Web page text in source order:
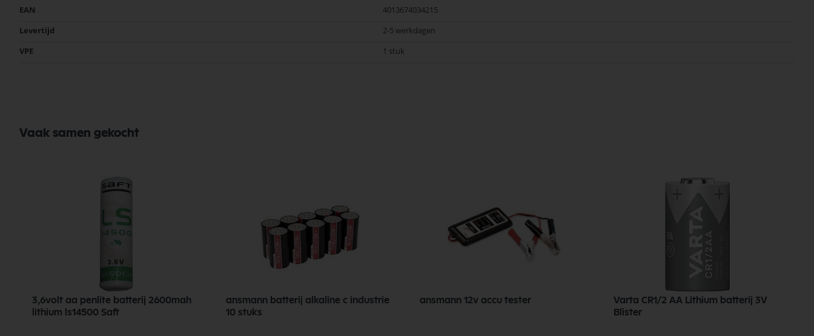
Meer
EAN
4013674034215
Levertijd
2-5 werkdagen
VPE
1 stuk
Vaak samen gekocht
3,6volt aa penlite batterij 2600mah
lithium ls14500 Saft
ansmann batterij alkaline c industrie
10 stuks
ansmann 12v accu tester
Varta CR1/2 AA Lithium batterij 3V
Blister